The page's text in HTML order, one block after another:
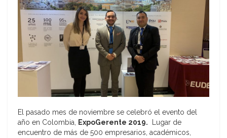
El pasado mes de noviembre se celebró el evento del
año en Colombia, ExpoGerente 2019. Lugar de
encuentro de más de 500 empresarios, académicos,